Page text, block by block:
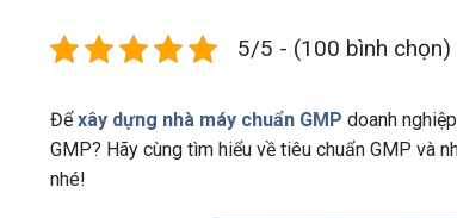
5/5 - (100 bình chọn)
Đểxây dựng nhà máy chuẩn GMP doanh
GMP? Hãy cùng tìm hiểu về tiêu chuẩn GMP và
nhé!